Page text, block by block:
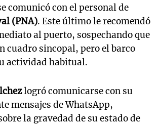
comunicó con el personal de
(PNA). Este último le recomendó
al puerto, sospechando que
cuadro sincopal, pero el barco
actividad habitual.
logró comunicarse con su
mensajes de WhatsApp,
la gravedad de su estado de